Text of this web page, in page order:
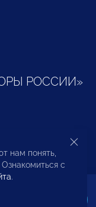
РОССИИ»
и
нам понять,
с
.